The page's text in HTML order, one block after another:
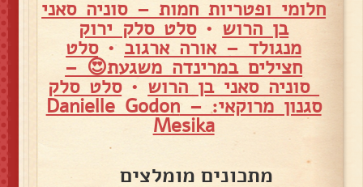
חלומי ופטריות חמות – סוניה סאני
בן הרוש •סלט סלק ירוק
מנגולד – אורה ארגוב •סלט
חצילים במרינדה משגעת😍 –
סוניה סאני בן הרוש •סלט סלק
סגנון מרוקאי: – Danielle Godon
Mesika
מתכונים מומלצים